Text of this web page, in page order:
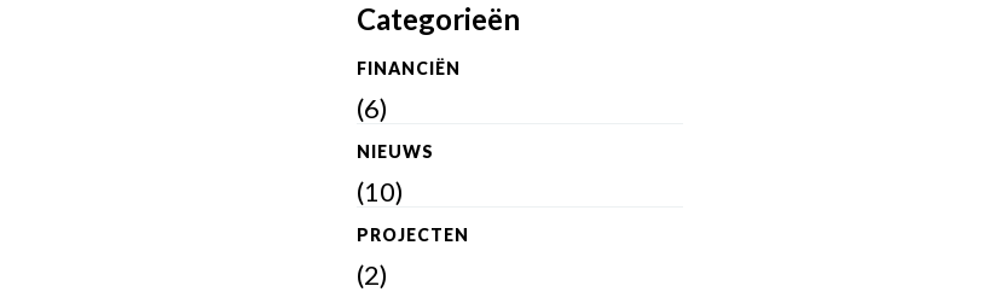
Categorieën
FINANCIËN
(6)
NIEUWS
(10)
PROJECTEN
(2)